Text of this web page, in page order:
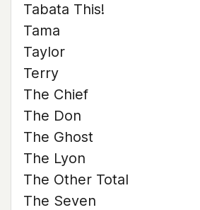
Tabata This!
Tama
Taylor
Terry
The Chief
The Don
The Ghost
The Lyon
The Other Total
The Seven